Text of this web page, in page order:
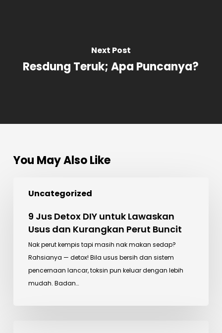
Next Post
Resdung Teruk; Apa Puncanya?
You May Also Like
Uncategorized
untuk
Lawaskan
Usus
Kurangkan
9 Jus Detox DIY untuk Lawaskan
Usus dan Kurangkan Perut Buncit
Nak perut kempis tapi masih nak makan sedap?
Rahsianya — detox! Bila usus bersih dan sistem
pencernaan lancar, toksin pun keluar dengan lebih
mudah. Badan…